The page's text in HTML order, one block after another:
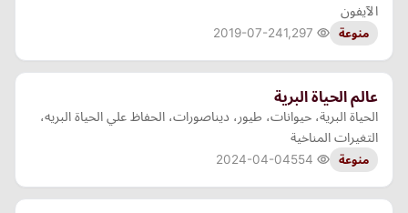
الآيفون
منوعة 2019-07-24
عالم الحياة البرية
الحياة البرية، حيوانات، طيور، ديناصورات، الحفاظ علي الحياة البريه،
التغيرات المناخية
منوعة 2024-04-04